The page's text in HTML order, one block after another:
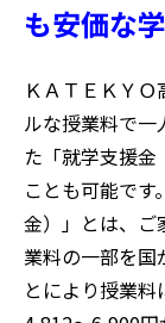
も安価な
ＫＡＴＥＫＹ
ルな授業料で一
た「就学支援
ことも可能で
金）」とは、ご
業料の一部を国
とにより授業